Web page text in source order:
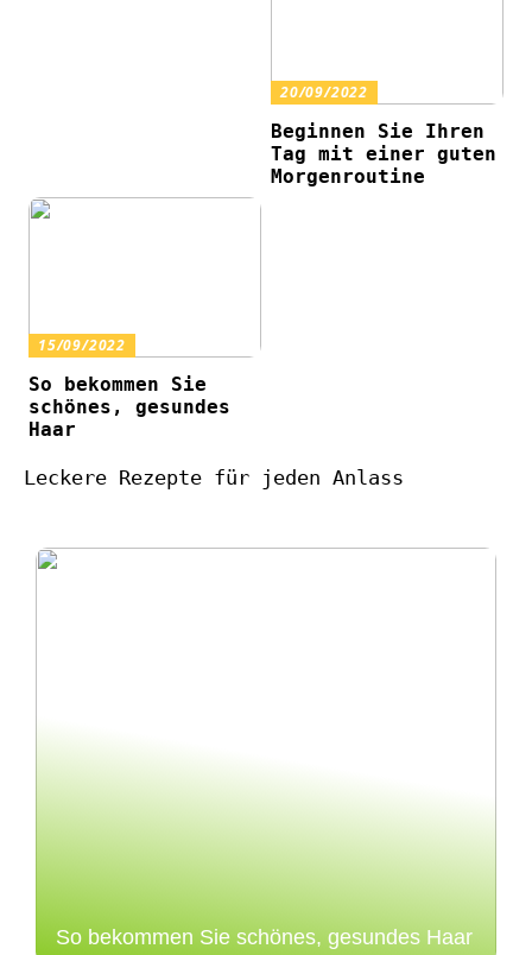
20/09/2022
Beginnen Sie Ihren
Tag mit einer guten
Morgenroutine
15/09/2022
So bekommen Sie
schönes, gesundes
Haar
Leckere Rezepte für jeden Anlass
So bekommen Sie schönes, gesundes Haar